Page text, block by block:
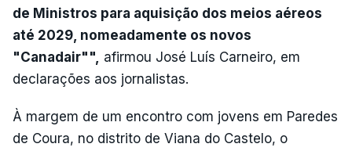
de Ministros para aquisição dos meios aéreos
até 2029, nomeadamente os novos
"Canadair"", afirmou José Luís Carneiro, em
declarações aos jornalistas.
À margem de um encontro com jovens em Paredes
de Coura, no distrito de Viana do Castelo, o